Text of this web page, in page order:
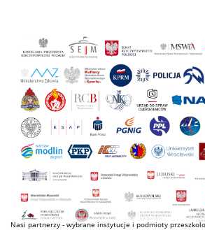
Nasi partnerzy - wybrane instytucje i podmioty